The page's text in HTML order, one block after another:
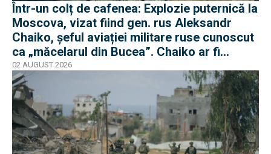
Într-un colț de cafenea: Explozie puternică la
Moscova, vizat fiind gen. rus Aleksandr
Chaiko, șeful aviației militare ruse cunoscut
ca „măcelarul din Bucea”. Chaiko ar fi
supraviețuit
02 AUGUST 2026